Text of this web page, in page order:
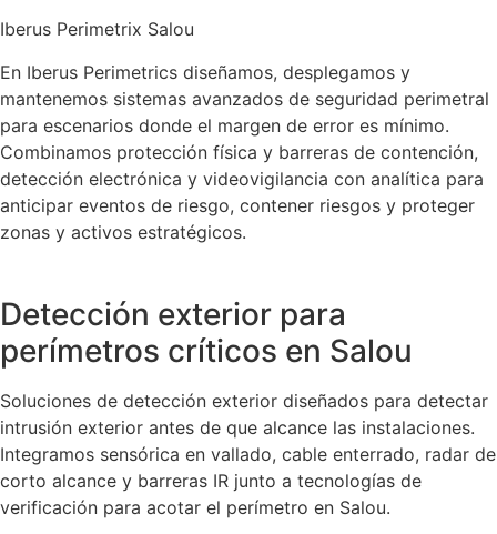
Iberus Perimetrix Salou
En Iberus Perimetrics diseñamos, desplegamos y
mantenemos sistemas avanzados de seguridad perimetral
para escenarios donde el margen de error es mínimo.
Combinamos protección física y barreras de contención,
detección electrónica y videovigilancia con analítica para
anticipar eventos de riesgo, contener riesgos y proteger
zonas y activos estratégicos.
Detección exterior para
perímetros críticos en Salou
Soluciones de detección exterior diseñados para detectar
intrusión exterior antes de que alcance las instalaciones.
Integramos sensórica en vallado, cable enterrado, radar de
corto alcance y barreras IR junto a tecnologías de
verificación para acotar el perímetro en Salou.